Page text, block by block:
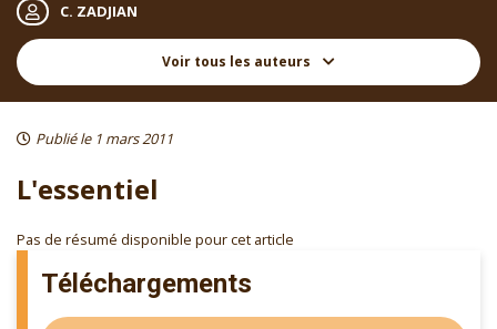
C. ZADJIAN
Voir tous les auteurs
Publié le 1 mars 2011
Téléchargements
L'essentiel
Pas de résumé disponible pour cet article